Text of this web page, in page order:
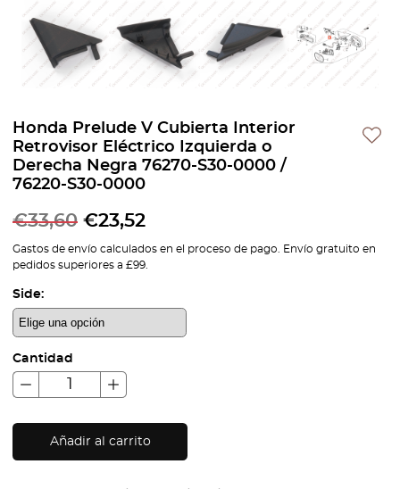
Honda Prelude V Cubierta Interior
Retrovisor Eléctrico Izquierda o
Derecha Negra 76270-S30-0000 /
76220-S30-0000
€33,60 €23,52
Gastos de envío calculados en el proceso de pago. Envío gratuito en
pedidos superiores a £99.
Side:
Cantidad
Añadir al carrito